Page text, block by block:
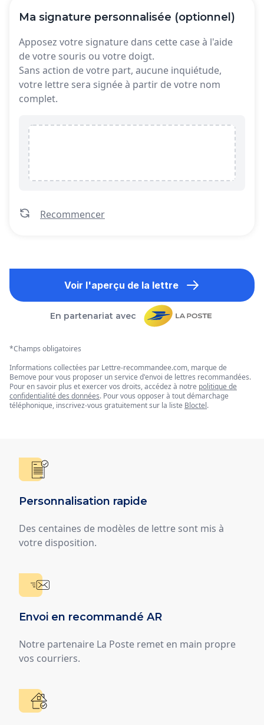
Ma signature personnalisée (optionnel)
Apposez votre signature dans cette case à l'aide
de votre souris ou votre doigt.
Sans action de votre part, aucune inquiétude,
votre lettre sera signée à partir de votre nom
complet.
Recommencer
Voir l'aperçu de la lettre
En partenariat avec
*Champs obligatoires
Informations collectées par Lettre-recommandee.com, marque de
Bemove pour vous proposer un service d'envoi de lettres recommandées.
Pour en savoir plus et exercer vos droits, accédez à notre politique de
confidentialité des données. Pour vous opposer à tout démarchage
téléphonique, inscrivez-vous gratuitement sur la liste Bloctel.
Personnalisation rapide
Des centaines de modèles de lettre sont mis à
votre disposition.
Envoi en recommandé AR
Notre partenaire La Poste remet en main propre
vos courriers.